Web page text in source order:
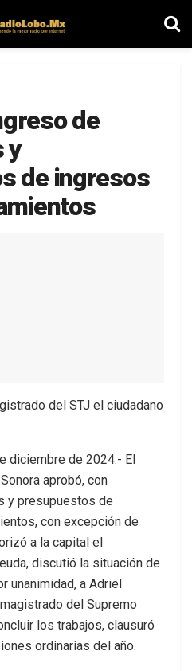
de
y
de ingresos
del STJ el ciudadano
diciembre de 2024.- El
aprobó, con
y presupuestos de
con excepción de
a la capital el
discutió la situación de
unanimidad, a Adriel
del Supremo
los trabajos, clausuró
ordinarias del año.